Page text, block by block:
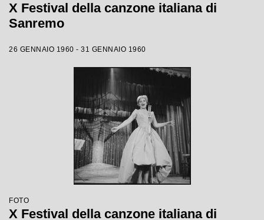
X Festival della canzone italiana di
Sanremo
26 GENNAIO 1960 - 31 GENNAIO 1960
FOTO
X Festival della canzone italiana di